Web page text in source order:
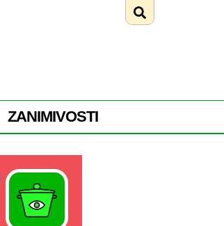
ZANIMIVOSTI